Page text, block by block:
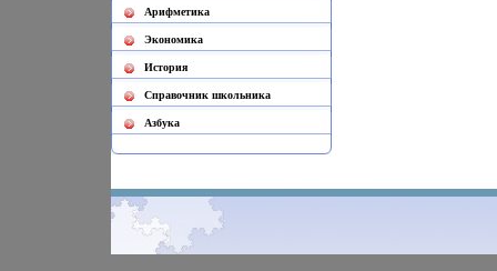
Арифметика
Экономика
История
Cправочник школьника
Азбука